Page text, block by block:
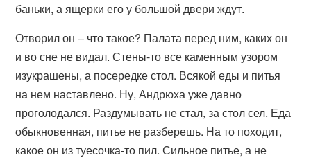
баньки, а ящерки его у большой двери ждут.
Отворил он – что такое? Палата перед ним, каких он
и во сне не видал. Стены-то все каменным узором
изукрашены, а посередке стол. Всякой еды и питья
на нем наставлено. Ну, Андрюха уже давно
проголодался. Раздумывать не стал, за стол сел. Еда
обыкновенная, питье не разберешь. На то походит,
какое он из туесочка-то пил. Сильное питье, а не